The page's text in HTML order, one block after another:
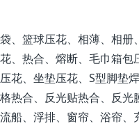
、篮球压花、相薄、相
、热合、熔断、毛巾箱
花、坐垫压花、S型脚
热合、反光贴热合、反
船、浮排、窗帘、浴帘